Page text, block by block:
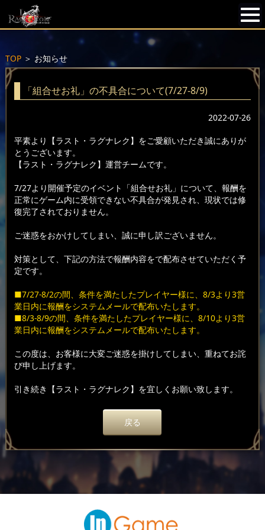
TOP＞ お知らせ
「組合せお礼」の不具合について(7/27-8/9)
2022-07-26
平素より【ラスト・ラグナレク】をご愛顧いただき誠にありが
とうございます。
【ラスト・ラグナレク】運営チームです。
7/27より開催予定のイベント「組合せお礼」について、報酬を
正常にゲーム内に受領できない不具合が発見され、現状では修
復完了されておりません。
ご迷惑をおかけしてしまい、誠に申し訳ございません。
対策として、下記の方法で報酬内容をで配布させていただく予
定です。
■7/27-8/2の間、条件を満たしたプレイヤー様に、8/3より3営
業日内に報酬をシステムメールで配布いたします。
■8/3-8/9の間、条件を満たしたプレイヤー様に、8/10より3営
業日内に報酬をシステムメールで配布いたします。
この度は、お客様に大変ご迷惑を掛けしてしまい、重ねてお詫
び申し上げます。
引き続き【ラスト・ラグナレク】を宜しくお願い致します。
戻る